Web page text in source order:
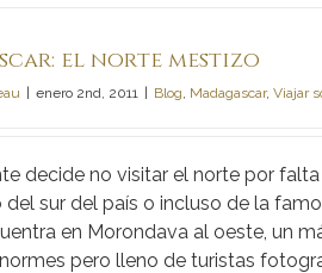
el norte mestizo
enero 2nd, 2011 Blog, Madagascar, Viajar
decide no visitar el norte por
sur del país o incluso de la
en Morondava al oeste, un
pero lleno de turistas